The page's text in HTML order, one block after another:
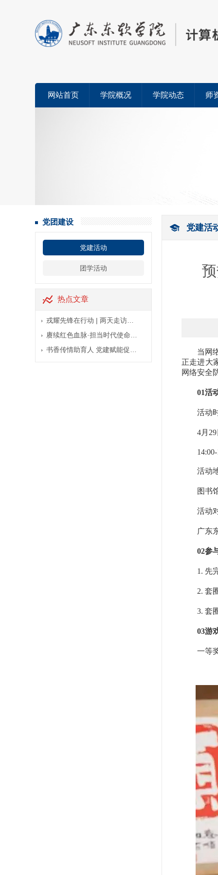
网站首页 学院概况 学院动态 师
党团建设
党建活动
团学活动
热点文章
戎耀先锋在行动 | 两天走访…
赓续红色血脉·担当时代使命…
书香传情助育人 党建赋能促…
党建活
当网
正走进大
网络安全
01活
活动
4月
活动
图书
活动
广东
02参
1. 先
2. 套
3. 套
03游
一等